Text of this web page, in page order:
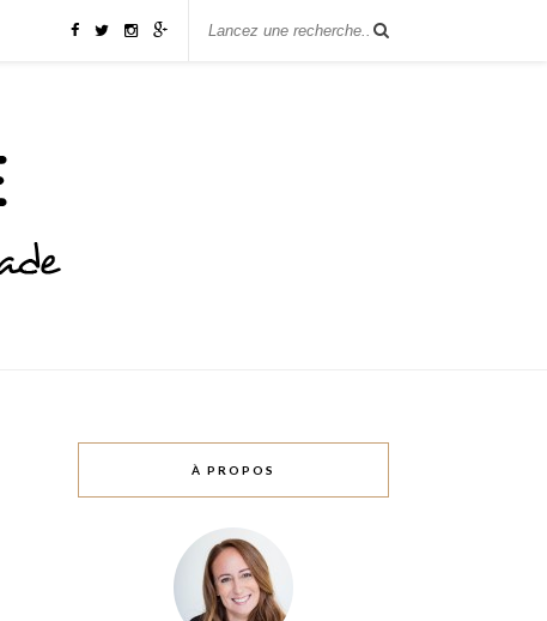
À PROPOS